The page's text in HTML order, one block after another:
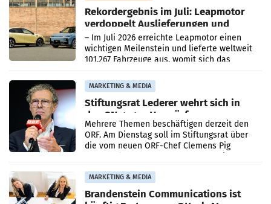
Rekordergebnis im Juli: Leapmotor
verdoppelt Auslieferungen und
überschreitet die 100.000er-Marke
– Im Juli 2026 erreichte Leapmotor einen
wichtigen Meilenstein und lieferte weltweit
101.267 Fahrzeuge aus, womit sich das
Ergebnis gegenüber Juli 2025 mehr als
verdoppelte (+102
MARKETING & MEDIA
Stiftungsrat Lederer wehrt sich in
den SN gegen Vorwürfe
Mehrere Themen beschäftigen derzeit den
ORF. Am Dienstag soll im Stiftungsrat über
die vom neuen ORF-Chef Clemens Pig
MARKETING & MEDIA
Brandenstein Communications ist